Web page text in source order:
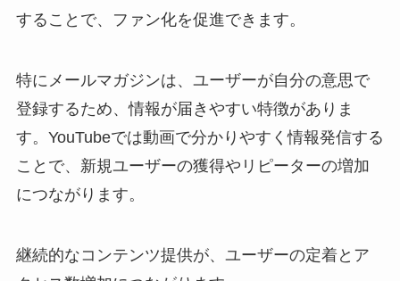
することで、ファン化を促進できます。
特にメールマガジンは、ユーザーが自分の意思で
登録するため、情報が届きやすい特徴がありま
す。YouTubeでは動画で分かりやすく情報発信する
ことで、新規ユーザーの獲得やリピーターの増加
につながります。
継続的なコンテンツ提供が、ユーザーの定着とア